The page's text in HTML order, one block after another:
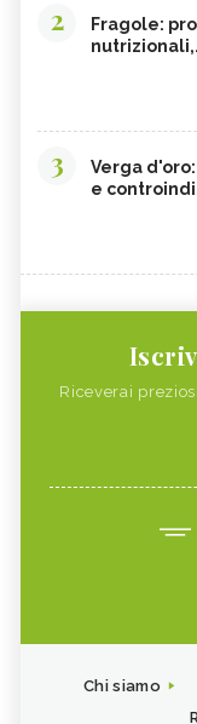
2
Fragole:
3
Verga
e
Riceverai
Chi siamo